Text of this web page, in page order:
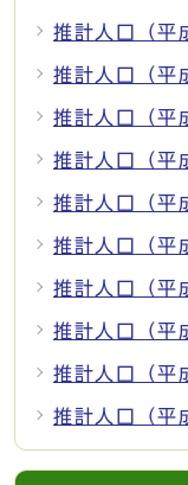
推計人口（平
推計人口（平
推計人口（平
推計人口（平
推計人口（平
推計人口（平
推計人口（平
推計人口（平
推計人口（平
推計人口（平